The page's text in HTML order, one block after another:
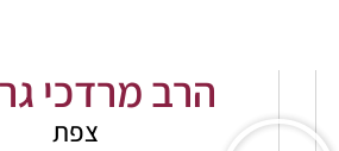
הרב מרדכי
צפת